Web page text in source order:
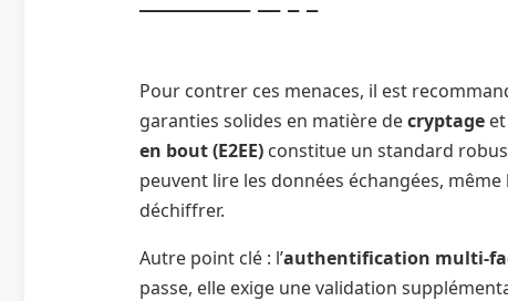
Pour contrer ces menaces, il est
garanties solides en matière decryptage
en bout (E2EE) constitue un standard
peuvent lire les données échangées,
déchiffrer.
Autre point clé : l’authentification multi-
passe, elle exige une validation